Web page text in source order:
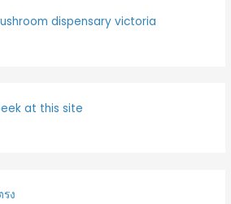
dispensary victoria
at this site
ง